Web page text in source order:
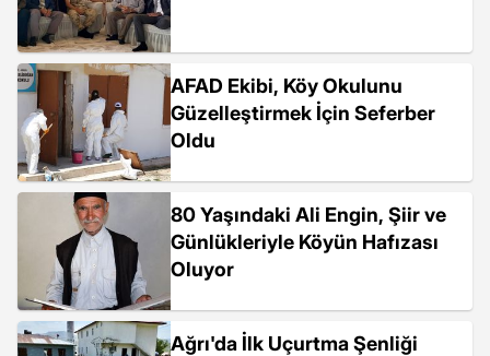
AFAD Ekibi, Köy Okulunu
Güzelleştirmek İçin Seferber
Oldu
80 Yaşındaki Ali Engin, Şiir ve
Günlükleriyle Köyün Hafızası
Oluyor
Ağrı'da İlk Uçurtma Şenliği